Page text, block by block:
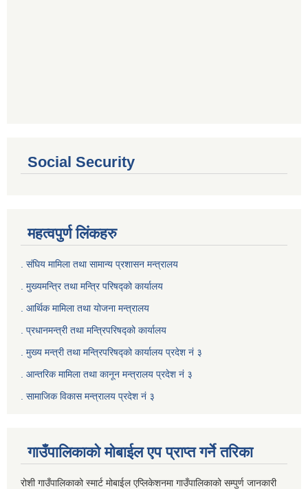
Social Security
महत्वपुर्ण लिंकहरु
. संघिय मामिला तथा सामान्य प्रशासन मन्त्रालय
. मुख्यमन्त्रि तथा मन्त्रि परिषद्को कार्यालय
. आर्थिक मामिला तथा योजना मन्त्रालय
. प्रधानमन्त्री तथा मन्त्रिपरिषद्को कार्यालय
मुख्य मन्त्री तथा मन्त्रिपरिषद्को कार्यालय प्रदेश नं ३
आन्तरिक मामिला तथा कानून मन्त्रालय प्रदेश नं ३
सामाजिक विकास मन्त्रालय प्रदेश नं ३
गाउँपालिकाको मोबाईल एप प्राप्त गर्ने तरिका
रोशी गाउँपालिकाको स्मार्ट मोबाईल एप्लिकेशनमा गाउँपालिकाको सम्पुर्ण जानकारी